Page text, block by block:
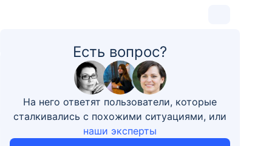
Есть вопрос?
На него ответят пользователи, которые
сталкивались с похожими ситуациями, или
наши эксперты